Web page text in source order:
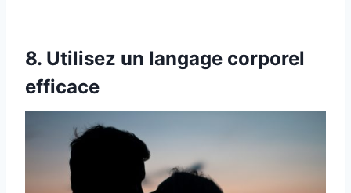
8. Utilisez un langage corporel
efficace